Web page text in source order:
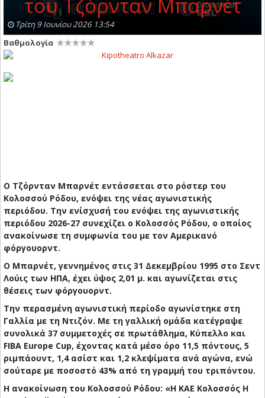
του Τζόρνταν Μπαρνέτ
Τρίτη 9 Ιουνίου 2026 13:54
Βαθμολογία
Ο Τζόρνταν Μπαρνέτ εντάσσεται στο ρόστερ του
Κολοσσού Ρόδου, ενόψει της νέας αγωνιστικής
περιόδου. Την ενίσχυσή του ενόψει της αγωνιστικής
περιόδου 2026-27 συνεχίζει ο Κολοσσός Ρόδου, ο οποίος
ανακοίνωσε τη συμφωνία του με τον Αμερικανό
φόργουορντ.
Ο Μπαρνέτ, γεννημένος στις 31 Δεκεμβρίου 1995 στο Σεντ
Λούις των ΗΠΑ, έχει ύψος 2,01 μ. και αγωνίζεται στις
θέσεις των φόργουορντ.
Την περασμένη αγωνιστική περίοδο αγωνίστηκε στη
Γαλλία με τη Ντιζόν. Με τη γαλλική ομάδα κατέγραψε
συνολικά 37 συμμετοχές σε πρωτάθλημα, Κύπελλο και
FIBA Europe Cup, έχοντας κατά μέσο όρο 11,5 πόντους, 5
ριμπάουντ, 1,4 ασίστ και 1,2 κλεψίματα ανά αγώνα, ενώ
σούταρε με ποσοστό 43% από τη γραμμή του τριπόντου.
Η ανακοίνωση του Κολοσσού Ρόδου: «Η ΚΑΕ Κολοσσός H